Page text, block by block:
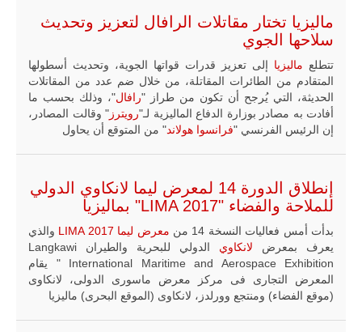
ماليزيا تختار مقاتلات الرافال لتعزيز وتحديث
سلاحها الجوي
تتطلع ماليزيا إلى تعزيز قدرات قواتها الجوية، وتحديث أسطولها
المتقادم من الطائرات المقاتلة، من خلال ضم عدد من المقاتلات
الحديثة، التي يُرجح أن تكون من طراز "رافال"، وذلك بحسب ما
أفادت به مصادر بوزارة الدفاع الماليزية لـ"رويترز " وقالت المصادر،
إن الرئيس الفرنسي "فرانسوا هولاند" من المتوقع أن يحاول
إنطلاق الدورة 14 لمعرض ليما لانكاوي الدولي
للملاحة والفضاء "LIMA 2017" بماليزيا
بدأت أمس فعاليات النسخة 14 من معرض ليما LIMA 2017
والذي
يعرف بمعرض لانكاوي
الدولي للبحرية والطيران Langkawi
International Maritime and Aerospace Exhibition " يقام
المعرض التجارى فى مركز معرض ماسورى الدولى، لانكاوى
(موقع الفضاء) ومنتجع وورلدز، لانكاوى (الموقع البحرى) ماليزيا